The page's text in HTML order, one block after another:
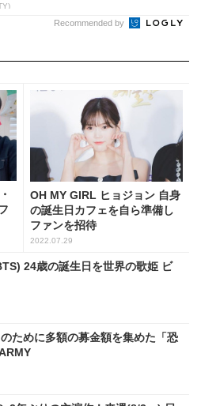
Recommended by
OH MY GIRL ヒョジョン 自身
の誕生日カフェを自ら準備し
ファンを招待
2022.07.29
24歳の誕生日を世界の歌姫 ビ
ために多額の募金額を集めた「恐